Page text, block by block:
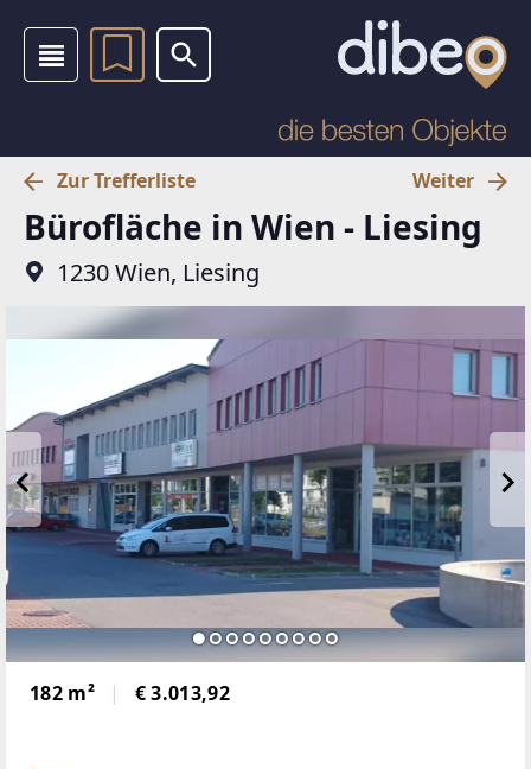
Zur Trefferliste Weiter
Bürofläche in Wien - Liesing
1230 Wien, Liesing
182 m² € 3.013,92